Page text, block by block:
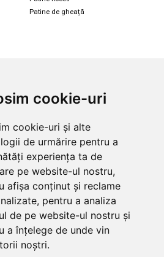
cookie-uri
cookie-uri și alte
de urmărire pentru a
experiența ta de
pe website-ul nostru,
afișa conținut și reclame
pentru a analiza
de pe website-ul nostru și
a înțelege de unde vin
noștri.
Patine de gheață
Echipament snowboard
Skate & longboard
Santa Cruz
Enuff Skateboards
Diverse
Cum aleg rolele
Cum aleg ochelarii
Ochelari de soare Oakley
Ochelari de soare Alpina